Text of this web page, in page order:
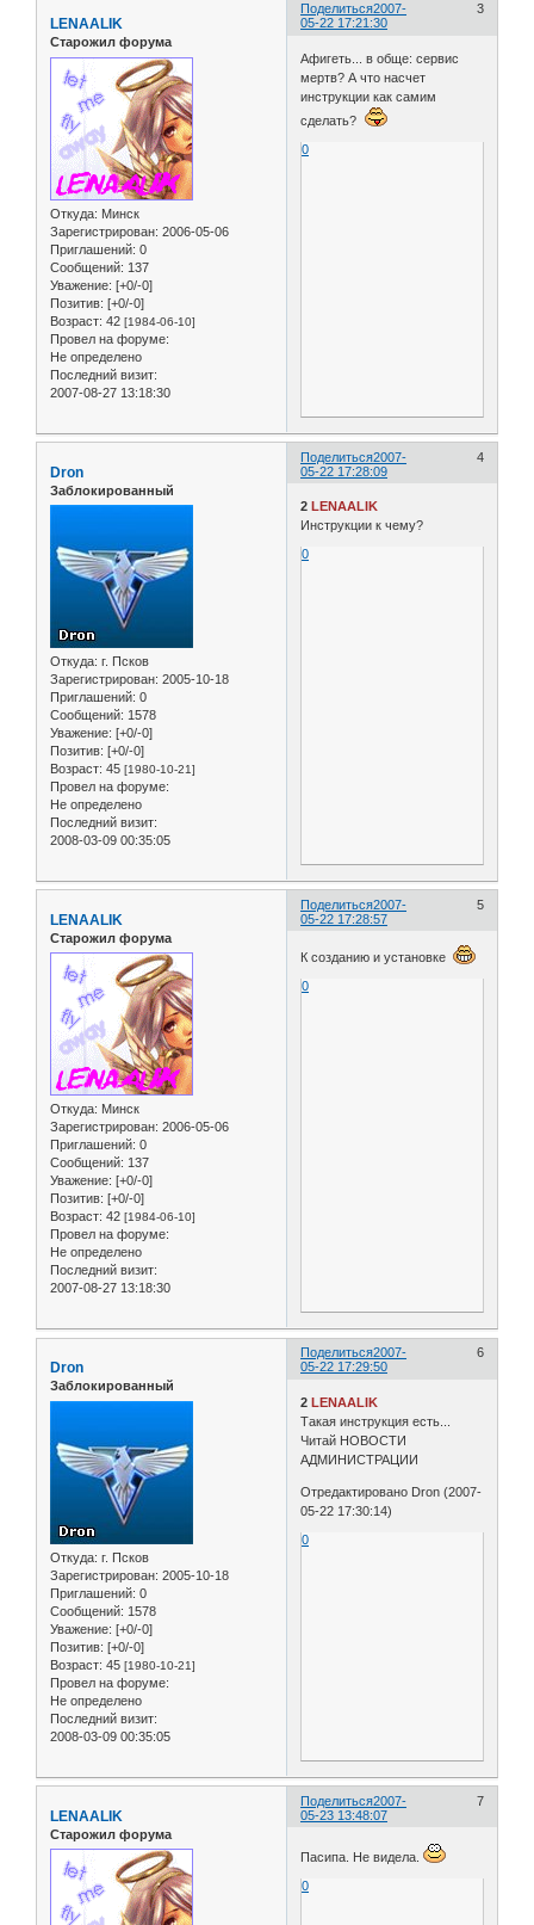
Поделиться 3
2007-
05-22 17:21:30
LENAALIK
Старожил форума
Откуда: Минск
Зарегистрирован: 2006-05-06
Приглашений: 0
Сообщений: 137
Уважение: [+0/-0]
Позитив: [+0/-0]
Возраст: 42 [1984-06-10]
Провел на форуме:
Не определено
Последний визит:
2007-08-27 13:18:30
Афигеть... в обще: сервис
мертв? А что насчет
инструкции как самим
сделать?
0
Поделиться 4
2007-
05-22 17:28:09
Dron
Заблокированный
Откуда: г. Псков
Зарегистрирован: 2005-10-18
Приглашений: 0
Сообщений: 1578
Уважение: [+0/-0]
Позитив: [+0/-0]
Возраст: 45 [1980-10-21]
Провел на форуме:
Не определено
Последний визит:
2008-03-09 00:35:05
2LENAALIK
Инструкции к чему?
0
Поделиться 5
2007-
05-22 17:28:57
LENAALIK
Старожил форума
Откуда: Минск
Зарегистрирован: 2006-05-06
Приглашений: 0
Сообщений: 137
Уважение: [+0/-0]
Позитив: [+0/-0]
Возраст: 42 [1984-06-10]
Провел на форуме:
Не определено
Последний визит:
2007-08-27 13:18:30
К созданию и установке
0
Поделиться 6
2007-
05-22 17:29:50
Dron
Заблокированный
Откуда: г. Псков
Зарегистрирован: 2005-10-18
Приглашений: 0
Сообщений: 1578
Уважение: [+0/-0]
Позитив: [+0/-0]
Возраст: 45 [1980-10-21]
Провел на форуме:
Не определено
Последний визит:
2008-03-09 00:35:05
2LENAALIK
Такая инструкция есть...
Читай НОВОСТИ
АДМИНИСТРАЦИИ
Отредактировано Dron (2007-
05-22 17:30:14)
0
Поделиться 7
2007-
05-23 13:48:07
LENAALIK
Старожил форума
Пасипа. Не видела.
0